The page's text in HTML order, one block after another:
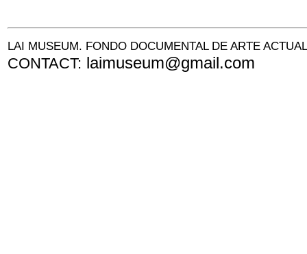
LAI MUSEUM. FONDO DOCUMENTAL DE ARTE
CONTACT: laimuseum@gmail.com